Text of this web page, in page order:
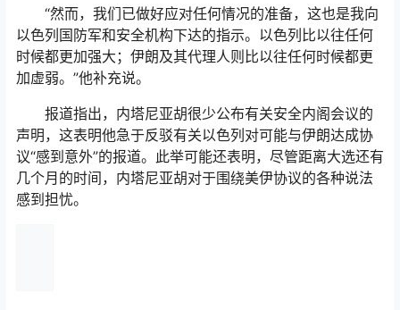
“然而，我们已做好应对任何情况的准备，这也是我向
以色列国防军和安全机构下达的指示。以色列比以往任何
时候都更加强大；伊朗及其代理人则比以往任何时候都更
加虚弱。”他补充说。
报道指出，内塔尼亚胡很少公布有关安全内阁会议的
声明，这表明他急于反驳有关以色列对可能与伊朗达成协
议“感到意外”的报道。此举可能还表明，尽管距离大选还有
几个月的时间，内塔尼亚胡对于围绕美伊协议的各种说法
感到担忧。